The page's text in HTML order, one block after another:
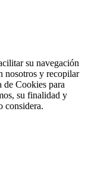
su navegación
nosotros y recopilar
de Cookies para
su finalidad y
considera.